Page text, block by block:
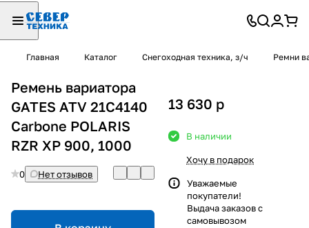
Главная Каталог Снегоходная техника, з/ч Ремни
Ремень вариатора
GATES ATV 21C4140
Carbone POLARIS
RZR XP 900, 1000
0 Нет отзывов
13 630 p
В наличии
Хочу в подарок
Уважаемые
покупатели!
Выдача заказов с
самовывозом